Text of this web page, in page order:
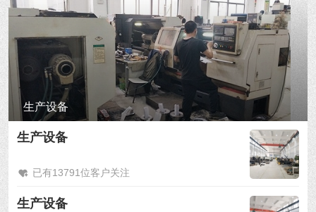
生产设备
生产设备
已有13791位客户关注
生产设备